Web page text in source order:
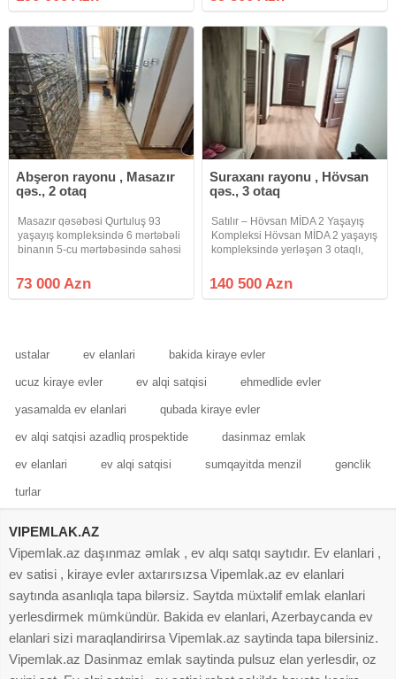
idaresi və " 28 May " metrosu
otaqa duzeldilmiw ela temirli
menzilin sahesi icden-ice
hesablanir
Abşeron rayonu , Masazır
qəs., 2 otaq
Masazır qəsəbəsi Qurtuluş 93
yaşayış kompleksində 6 mərtəbəli
binanın 5-cu mərtəbəsində sahəsi
yararlı, əşyalı 2 otaqlı bina evi
təcili satılır.Su, işıq var.Qaz xəttləri
73 000 Azn
Suraxanı rayonu , Hövsan
qəs., 3 otaq
Satılır – Hövsan MİDA 2 Yaşayış
Kompleksi Hövsan MİDA 2 yaşayış
kompleksində yerləşən 3 otaqlı,
kv.m 3 otaq Təmirli Mərtəbə:2 Lift
işləkdir Qaz, su, işıq daimidir
140 500 Azn
ustalar ev elanlari bakida kiraye evler
ucuz kiraye evler ev alqi satqisi ehmedlide evler
yasamalda ev elanlari qubada kiraye evler
ev alqi satqisi azadliq prospektide dasinmaz emlak
ev elanlari ev alqi satqisi sumqayitda menzil gənclik
turlar
VIPEMLAK.AZ
Vipemlak.az daşınmaz əmlak , ev alqı satqı saytıdır. Ev elanlari ,
ev satisi , kiraye evler axtarırsızsa Vipemlak.az ev elanlari
saytında asanlıqla tapa bilərsiz. Saytda müxtəlif emlak elanlari
yerlesdirmek mümkündür. Bakida ev elanlari, Azerbaycanda ev
elanlari sizi maraqlandirirsa Vipemlak.az saytinda tapa bilersiniz.
Vipemlak.az Dasinmaz emlak saytinda pulsuz elan yerlesdir, oz